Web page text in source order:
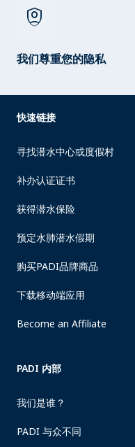
shield_person
我们尊重您的隐私
快速链接
寻找潜水中心或度假村
补办认证证书
获得潜水保险
预定水肺潜水假期
购买PADI品牌商品
下载移动端应用
Become an Affiliate
PADI 内部
我们是谁？
PADI 与众不同